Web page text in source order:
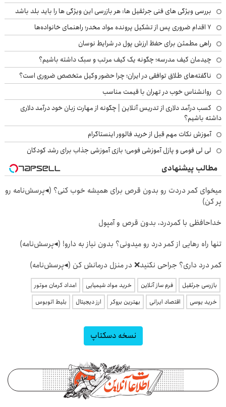
بررسی ویژگی های فنی جرثقیل ها: هر بازرسی این ویژگی ها را باید بلد باشد
۷ اقدام ضروری پس از تشکیل پرونده مواد مخدر؛ راهنمای خانواده‌ها
راهی مطمئن برای حفظ ارزش پول در شرایط نوسان
چیدمان کیف مدرسه؛ چگونه یک کیف مرتب و سبک داشته باشیم؟
ناگفته‌های طلاق توافقی در ایران؛ چرا حضور وکیل متخصص ضروری است؟
روانشناس خوب در تهران با قیمت مناسب
کسب درآمد دلاری از تدریس آنلاین | چگونه از مهارت زبان خود درآمد دلاری
داشته باشیم؟
آموزش نکات مهم قبل از خرید فالوور اینستاگرام
لی لی فومی و پازل آموزشی فومی؛ بازی آموزشی جذاب برای رشد کودکان
مطالب پیشنهادی
میخوای کمر دردت رو بدون قرص برای همیشه خوب کنی؟ (◂پرسش‌نامه رو
پر کن)
خداحافظی با کمردرد، بدون قرص و آمپول
تنها راه رهایی از کمر درد رو میدونی؟ بدون نیاز به دارو! (◂پرسش‌نامه)
کمر درد داری؟ جراحی نکنید❌ در منزل درمانش کن (◂پرسش‌نامه)
بازرسی جرثقیل فرم ساز آنلاین خرید مواد شیمیایی
امداد کرمان موتور
خرید یوسی
اقتصاد ایرانی بهترین بروکر ارز دیجیتال بلیط اتوبوس
نسخه دسکتاپ